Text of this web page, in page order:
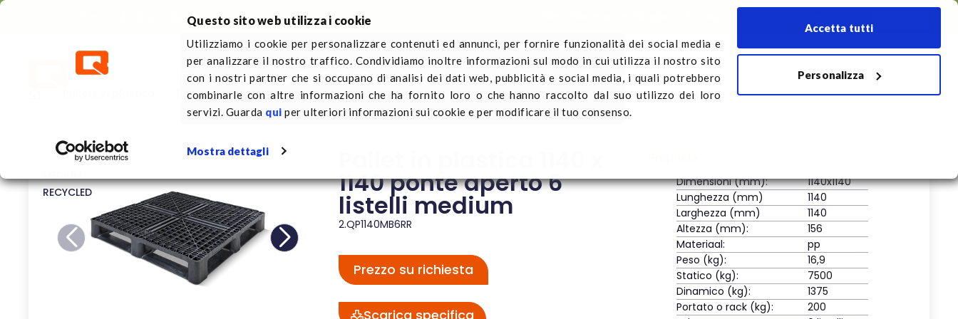
Questo sito web utilizza i cookie
Utilizziamo i cookie per personalizzare contenuti ed annunci, per fornire funzionalità dei social media e
per analizzare il nostro traffico. Condividiamo inoltre informazioni sul modo in cui utilizza il nostro sito
con i nostri partner che si occupano di analisi dei dati web, pubblicità e social media, i quali potrebbero
combinarle con altre informazioni che ha fornito loro o che hanno raccolto dal suo utilizzo dei loro
servizi. Guarda qui per ulteriori informazioni sui cookie e per modificare il tuo consenso.
Mostra dettagli
Accetta tutti
Personalizza
+31 (0)413 353 111
Pallets in plasticaSu Q-PallSettoriNotizieContattaciRegistra il trasporto
1140 x 1140 mm Pallet in plastica 1140 x 1140 ponte aperto 6 listelli medium
MEDIUM
RECYCLED
1140 ponte aperto 6
listelli medium
2.QP1140MB6RR
Prezzo su richiesta
Scarica specifica
Dimensioni (mm):
1140x1140
Lunghezza (mm)
1140
Larghezza (mm)
1140
Altezza (mm):
156
Materiaal:
pp
Peso (kg):
16,9
Statico (kg):
7500
Dinamico (kg):
1375
Portato o rack (kg):
200